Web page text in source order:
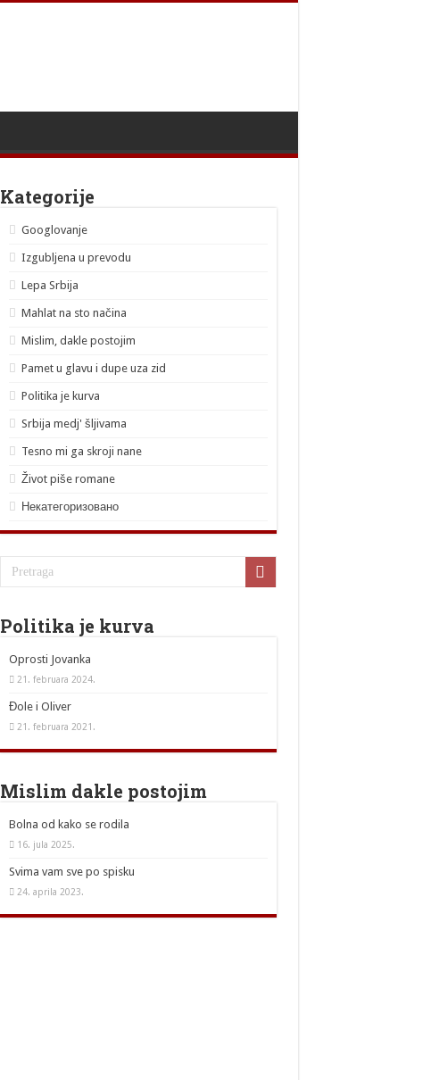
Kategorije
Googlovanje
Izgubljena u prevodu
Lepa Srbija
Mahlat na sto načina
Mislim, dakle postojim
Pamet u glavu i dupe uza zid
Politika je kurva
Srbija medj' šljivama
Tesno mi ga skroji nane
Život piše romane
Некатегоризовано
Politika je kurva
Oprosti Jovanka
21. februara 2024.
Đole i Oliver
21. februara 2021.
Mislim dakle postojim
Bolna od kako se rodila
16. jula 2025.
Svima vam sve po spisku
24. aprila 2023.